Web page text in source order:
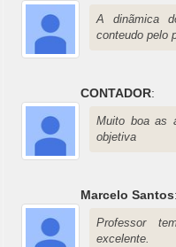
A dinãmica
conteudo pelo
CONTADOR:
Muito boa as
objetiva
Marcelo Santos:
Professor
excelente.